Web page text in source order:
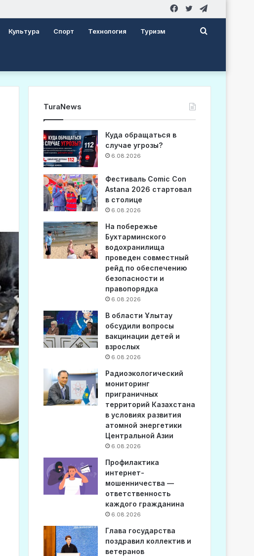
Twitter
Facebook
Культура Спорт Технология Туризм Search
TuraNews
Куда обращаться в
случае угрозы?
6.08.2026
Фестиваль Comic Con
Astana 2026 стартовал
в столице
6.08.2026
На побережье
Бухтарминского
водохранилища
проведен совместный
рейд по обеспечению
безопасности и
правопорядка
6.08.2026
В области Ұлытау
обсудили вопросы
вакцинации детей и
взрослых
6.08.2026
Радиоэкологический
мониторинг
приграничных
территорий Казахстана
в условиях развития
атомной энергетики
Центральной Азии
6.08.2026
Профилактика
интернет-
мошенничества —
ответственность
каждого гражданина
6.08.2026
Глава государства
поздравил коллектив и
ветеранов